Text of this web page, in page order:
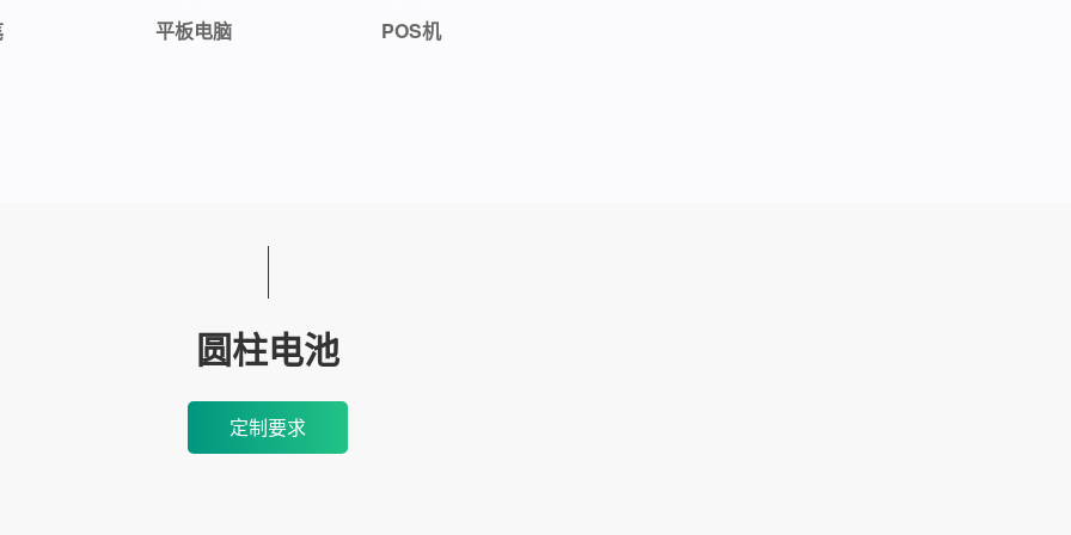
平板电脑 POS机
圆柱电池
定制要求